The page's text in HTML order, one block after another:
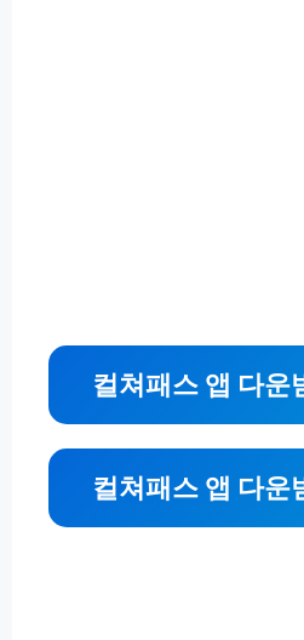
컬쳐패스 앱 다운
컬쳐패스 앱 다운